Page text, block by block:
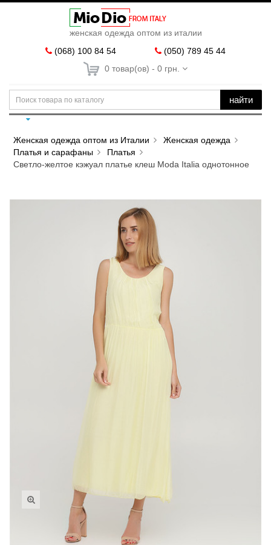
женская одежда оптом из италии
(068) 100 84 54
(050) 789 45 44
0 товар(ов) - 0 грн.
найти
Женская одежда оптом из Италии
Женская одежда
Платья и сарафаны
Платья
Светло-желтое кэжуал платье клеш Moda Italia однотонное